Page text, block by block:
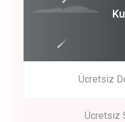
Get
Start by trying our service for 30
Ücretsiz
Ücretsiz